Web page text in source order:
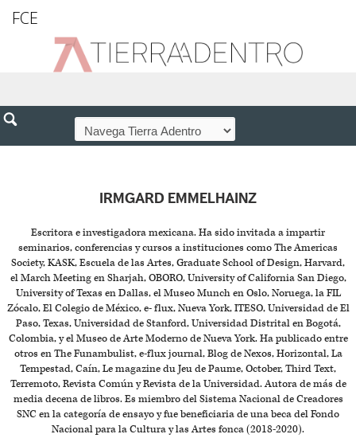
FCE
IRMGARD EMMELHAINZ
Escritora e investigadora mexicana. Ha sido invitada a impartir
seminarios, conferencias y cursos a instituciones como The Americas
Society, KASK, Escuela de las Artes, Graduate School of Design, Harvard,
el March Meeting en Sharjah, OBORO, University of California San Diego,
University of Texas en Dallas, el Museo Munch en Oslo, Noruega, la FIL
Zócalo, El Colegio de México, e- flux, Nueva York, ITESO, Universidad de El
Paso, Texas, Universidad de Stanford, Universidad Distrital en Bogotá,
Colombia, y el Museo de Arte Moderno de Nueva York. Ha publicado entre
otros en The Funambulist, e-flux journal, Blog de Nexos, Horizontal, La
Tempestad, Caín, Le magazine du Jeu de Paume, October, Third Text,
Terremoto, Revista Común y Revista de la Universidad. Autora de más de
media decena de libros. Es miembro del Sistema Nacional de Creadores
SNC en la categoría de ensayo y fue beneficiaria de una beca del Fondo
Nacional para la Cultura y las Artes fonca (2018-2020).